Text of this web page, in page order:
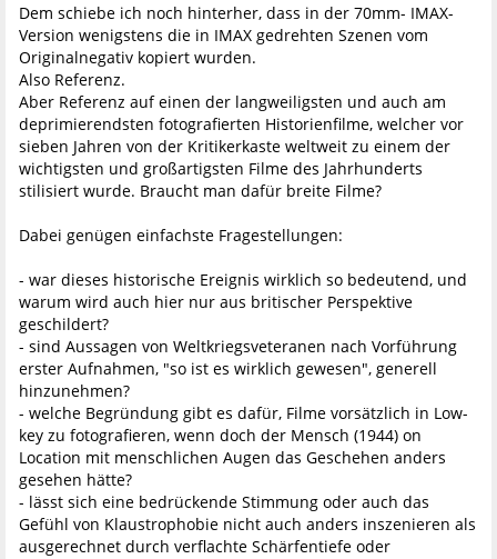
Dem schiebe ich noch hinterher, dass in der 70mm- IMAX-
Version wenigstens die in IMAX gedrehten Szenen vom
Originalnegativ kopiert wurden.
Also Referenz.
Aber Referenz auf einen der langweiligsten und auch am
deprimierendsten fotografierten Historienfilme, welcher vor
sieben Jahren von der Kritikerkaste weltweit zu einem der
wichtigsten und großartigsten Filme des Jahrhunderts
stilisiert wurde. Braucht man dafür breite Filme?
Dabei genügen einfachste Fragestellungen:
- war dieses historische Ereignis wirklich so bedeutend, und
warum wird auch hier nur aus britischer Perspektive
geschildert?
- sind Aussagen von Weltkriegsveteranen nach Vorführung
erster Aufnahmen, "so ist es wirklich gewesen", generell
hinzunehmen?
- welche Begründung gibt es dafür, Filme vorsätzlich in Low-
key zu fotografieren, wenn doch der Mensch (1944) on
Location mit menschlichen Augen das Geschehen anders
gesehen hätte?
- lässt sich eine bedrückende Stimmung oder auch das
Gefühl von Klaustrophobie nicht auch anders inszenieren als
ausgerechnet durch verflachte Schärfentiefe oder